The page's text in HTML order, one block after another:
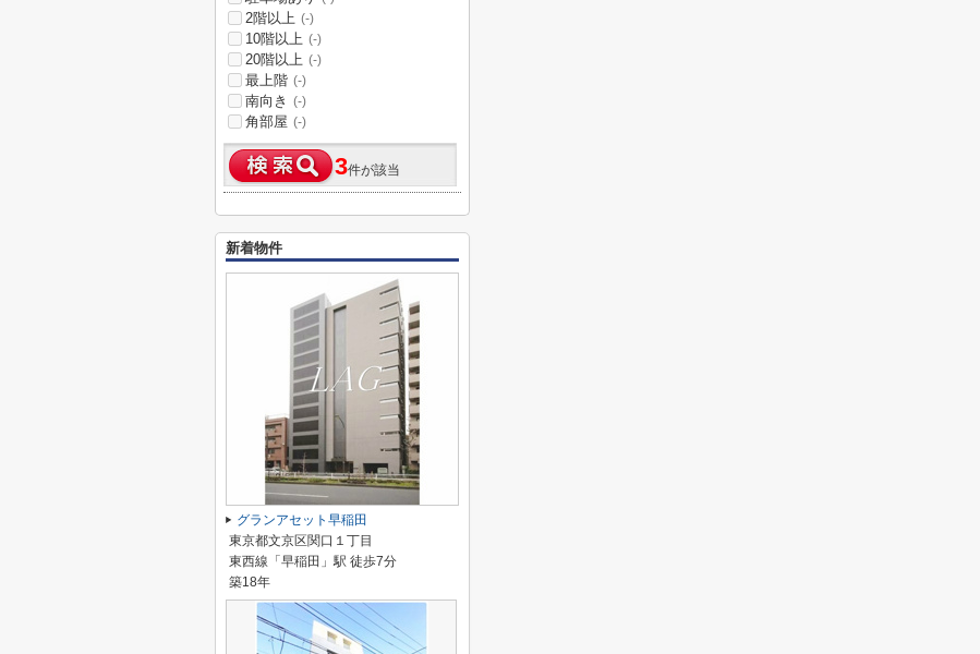
2階以上 (-)
10階以上 (-)
20階以上 (-)
最上階 (-)
南向き (-)
角部屋 (-)
3件が該当
新着物件
グランアセット早稲田
東京都文京区関口１丁目
東西線「早稲田」駅 徒歩7分
築18年